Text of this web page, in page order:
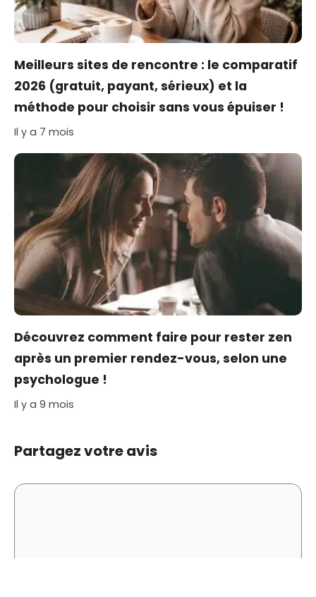
Meilleurs sites de rencontre : le comparatif
2026 (gratuit, payant, sérieux) et la
méthode pour choisir sans vous épuiser !
Il y a 7 mois
Découvrez comment faire pour rester zen
après un premier rendez-vous, selon une
psychologue !
Il y a 9 mois
Partagez votre avis
Commentaire